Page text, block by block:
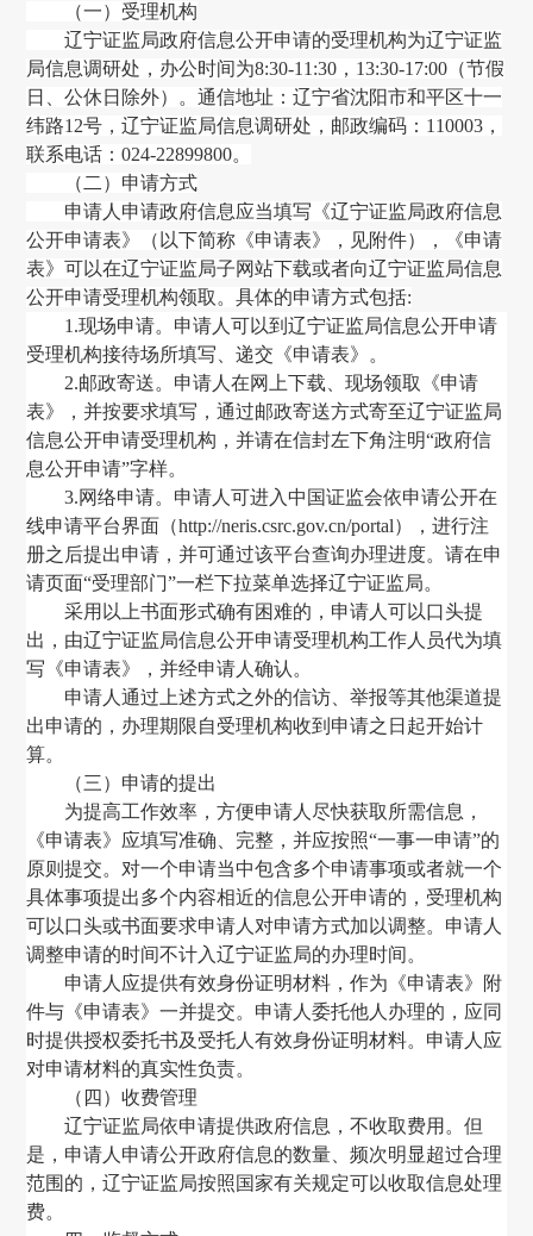
（一）受理机构
辽宁证监局政府信息公开申请的受理机构为辽宁证监
局信息调研处，办公时间为8:30-11:30，13:30-17:00（节假
日、公休日除外）。通信地址：辽宁省沈阳市和平区十一
纬路12号，辽宁证监局信息调研处 ，邮政编码：110003，
联系电话：024-22899800。
（二）申请方式
申请人申请政府信息应当填写《辽宁证监局政府信息
公开申请表》（以下简称《申请表》，见附件），
《申请
表》可以在辽宁证监局子网站下载或者向辽宁证监局信息
公开申请受理机构领取。具体的申请方式包括:
1.现场申请。申请人可以到辽宁证监局信息公开申请
受理机构接待场所填写、递交《申请表》。
2.邮政寄送。申请人在网上下载、现场领取《申请
表》
，并按要求填写 ，通过邮政寄送方式寄至辽宁证监局
信息公开申请受理机构 ，并请在信封左下角注明“政府信
息公开申请”字样。
3.网络申请。申请人可进入中国证监会依申请公开在
线申请平台界面 （http://neris.csrc.gov.cn/portal） ，进行注
册之后提出申请 ，并可通过该平台查询办理进度。请在申
请页面“受理部门”一栏下拉菜单选择辽宁证监局。
采用以上书面形式确有困难的，申请人可以口头提
出，由辽宁证监局信息公开申请受理机构工作人员代为填
写《申请表》，并经申请人确认。
申请人通过上述方式之外的信访、举报等其他渠道提
出申请的，办理期限自受理机构收到申请之日起开始计
算。
（三）申请的提出
为提高工作效率，方便申请人尽快获取所需信息，
《申请表》应填写准确、完整，并应按照“一事一申请”的
原则提交。对一个申请当中包含多个申请事项或者就一个
具体事项提出多个内容相近的信息公开申请的，受理机构
可以口头或书面要求申请人对申请方式加以调整。申请人
调整申请的时间不计入辽宁证监局的办理时间。
申请人应提供有效身份证明材料 ，作为《申请表》附
件与《申请表》一并提交。申请人委托他人办理的 ， 应同
时提供授权委托书及受托人有效身份证明材料。申请人应
对申请材料的真实性负责。
（ 四 ）收费管理
辽宁证监局依申请提供政府信息，不收取费用。但
是，申请人申请公开政府信息的数量、频次明显超过合理
范围的，辽宁证监局按照国家有关规定可以收取信息处理
费。